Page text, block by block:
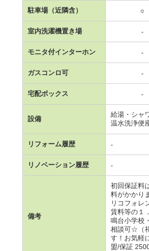
駐車場（近隣含） ○
室内洗濯機置き場 -
モニタ付インターホン -
ガスコンロ可 -
宅配ボックス -
設備
給湯・シャ
温水洗浄便
リフォーム履歴 -
リノベーション履歴 -
備考
初回保証料
料がかかり
リコフォレ
賃料等の１
鳴台小学校
相談可☆（
す！お気軽
盟/保証